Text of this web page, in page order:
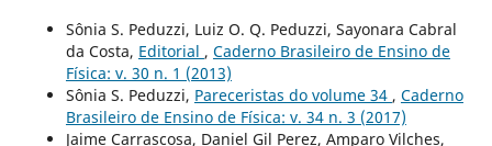
Sônia S. Peduzzi, Luiz O. Q. Peduzzi, Sayonara Cabral
da Costa, Editorial , Caderno Brasileiro de Ensino de
Física: v. 30 n. 1 (2013)
Sônia S. Peduzzi, Pareceristas do volume 34 , Caderno
Brasileiro de Ensino de Física: v. 34 n. 3 (2017)
Jaime Carrascosa, Daniel Gil Perez, Amparo Vilches,